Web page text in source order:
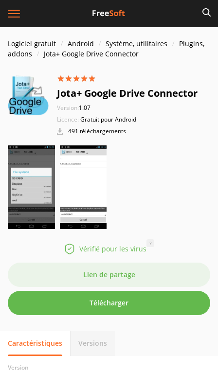
Logiciel gratuit Android Système, utilitaires
Plugins,
addons
Jota+ Google Drive Connector
Jota+ Google Drive Connector
Version:1.07
Licence: Gratuit pour Android
491 téléchargements
Vérifié pour les virus
?
Lien de partage
Télécharger
Caractéristiques Versions
Version